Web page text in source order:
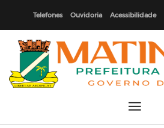
Telefones Ouvidoria Acessibilidade